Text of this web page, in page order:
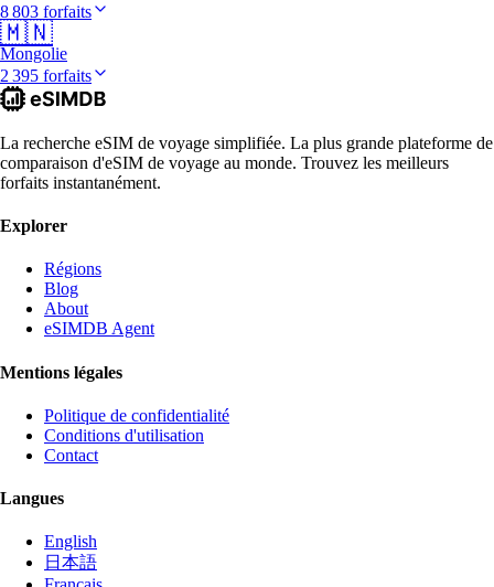
8 803 forfaits
🇲🇳
Mongolie
2 395 forfaits
La recherche eSIM de voyage simplifiée. La plus grande plateforme de
comparaison d'eSIM de voyage au monde. Trouvez les meilleurs
forfaits instantanément.
Explorer
Régions
Blog
About
eSIMDB Agent
Mentions légales
Politique de confidentialité
Conditions d'utilisation
Contact
Langues
English
日本語